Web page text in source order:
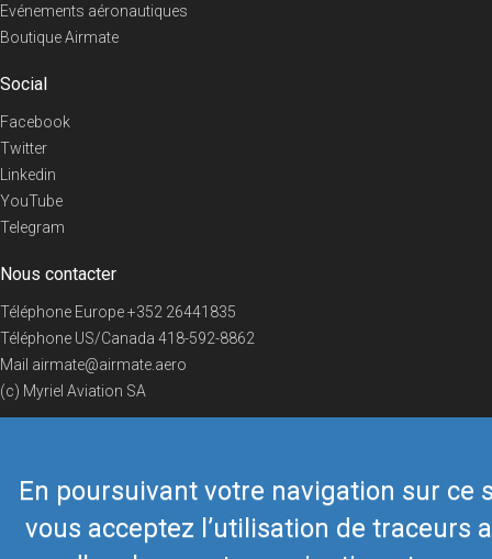
En poursuivant votre navigation sur ce
vous acceptez l’utilisation de traceurs
Evénements aéronautiques
Boutique Airmate
Social
Facebook
Twitter
Linkedin
YouTube
Telegram
Nous contacter
Téléphone Europe+352 26441835
Téléphone US/Canada 418-592-8862
Mail airmate@airmate.aero
(c) Myriel Aviation SA
© 2019 Airmate - Conditions d'utilisation - Vie privée Back to top